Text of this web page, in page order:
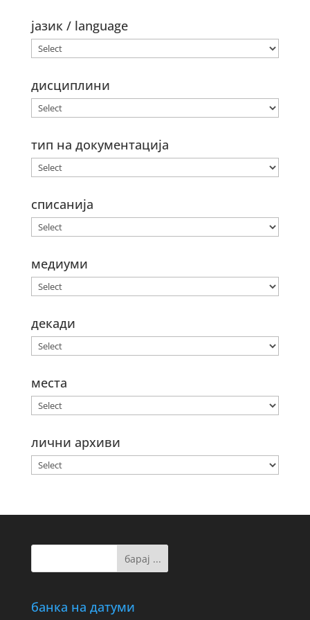
јазик / language
дисциплини
тип на документација
списанија
медиуми
декади
места
лични архиви
банка на датуми